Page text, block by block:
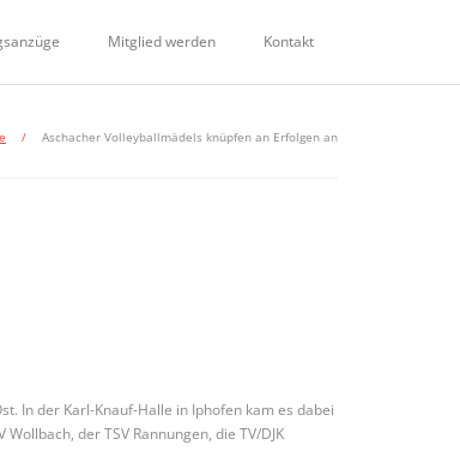
Mitglied werden Kontakt
/ Aschacher Volleyballmädels knüpfen an Erfolgen an
In der Karl-Knauf-Halle in Iphofen kam es dabei
der TSV Rannungen, die TV/DJK